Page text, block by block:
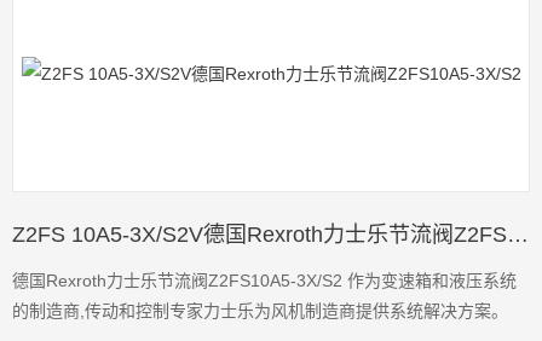
Z2FS 10A5-3X/S2V德国Rexroth力士乐节流阀Z2FS10A5-3X/S2
德国Rexroth力士乐节流阀Z2FS10A5-3X/S2 作为变速箱和液压系统
的制造商,传动和控制专家力士乐为风机制造商提供系统解决方案。